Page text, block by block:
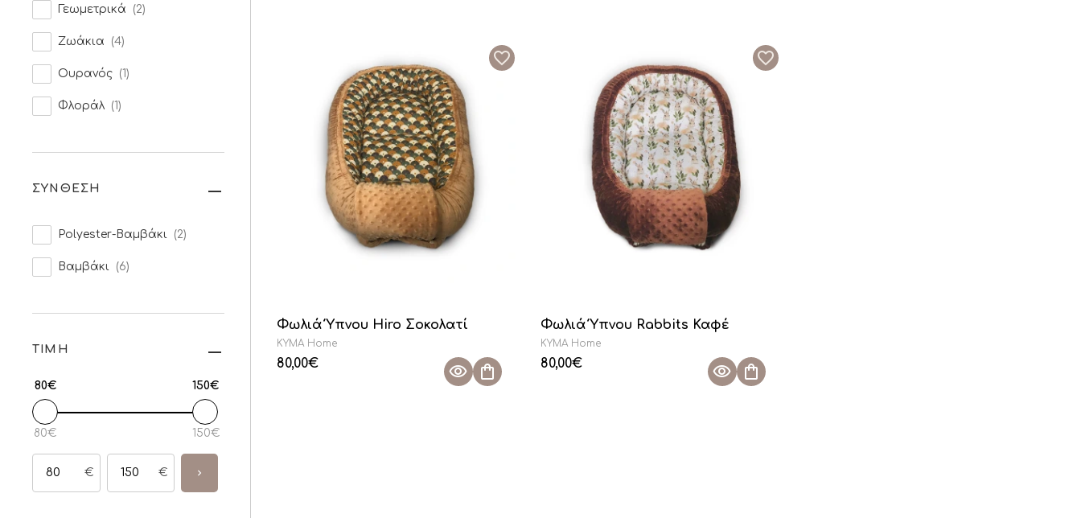
Γεωμετρικά (2)
Ζωάκια (4)
Ουρανός (1)
Φλοράλ (1)
ΣΥΝΘΕΣΗ
Polyester-Βαμβάκι (2)
Βαμβάκι (6)
ΤΙΜΗ
80€ 150€
80€ 150€
€ €
Φωλιά Ύπνου Hiro Σοκολατί
KYMA Home
80,00€
Φωλιά Ύπνου Rabbits Καφέ
KYMA Home
80,00€